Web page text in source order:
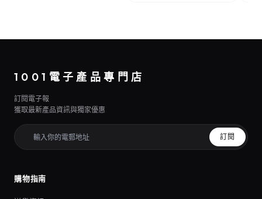
1001電子產品專門店
訂閱電子報
獲取最新產品資訊與獨家優惠
訂閱
購物指南